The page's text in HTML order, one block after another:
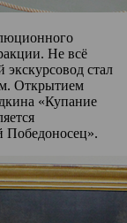
Не всё
стал
Открытием
«Купание
Победоносец».